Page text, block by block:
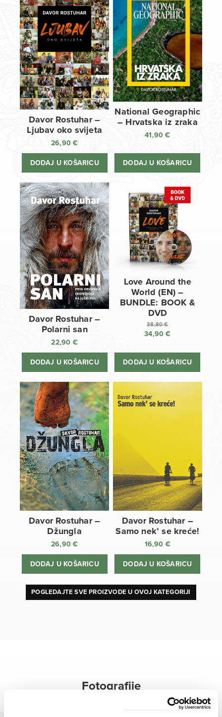
Davor Rostuhar –
Ljubav oko svijeta
26,90€
DODAJ U KOŠARICU
National Geographic
– Hrvatska iz zraka
41,90€
DODAJ U KOŠARICU
Davor Rostuhar –
Polarni san
22,90 €
DODAJ U KOŠARICU
Love Around the
World (EN) –
BUNDLE: BOOK &
DVD
38,80€
Izvorna
bila
34,90€
cijena
DODAJ U KOŠARICU
Davor Rostuhar –
Džungla
26,90€
DODAJ U KOŠARICU
Davor Rostuhar –
Samo nek’ se kreće!
16,90 €
DODAJ U KOŠARICU
POGLEDAJTE SVE PROIZVODE U OVOJ KATEGORIJI
Fotografije